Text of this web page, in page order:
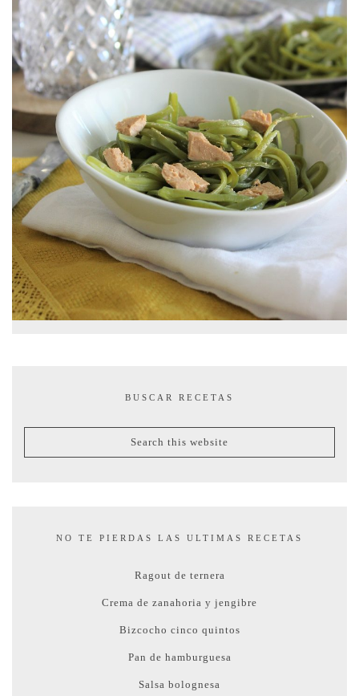
BUSCAR RECETAS
NO TE PIERDAS LAS ULTIMAS RECETAS
Ragout de ternera
Crema de zanahoria y jengibre
Bizcocho cinco quintos
Pan de hamburguesa
Salsa bolognesa